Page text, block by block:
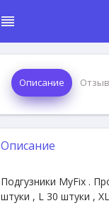
reorder
Описание
Описание
Подгузники MyFix .
штуки , L 30 штуки ,